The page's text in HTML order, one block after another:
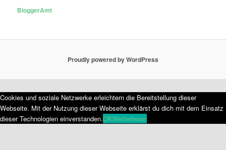
BloggerAmt
Proudly powered by WordPress
Cookies und soziale Netzwerke erleichtern die Bereitstellung dieser
Webseite. Mit der Nutzung dieser Webseite erklärst du dich mit dem Einsatz
dieser Technologien einverstanden.OKWeiterlesen